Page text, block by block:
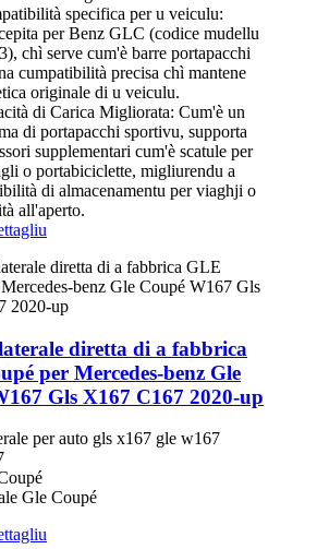
specifica per u veiculu:
per Benz GLC (codice mudellu
chì serve cum'è barre portapacchi
cumpatibilità precisa chì mantene
originale di u veiculu.
di Carica Migliorata: Cum'è un
di portapacchi sportivu, supporta
supplementari cum'è scatule per
o portabiciclette, migliurendu a
di almacenamentu per viaghji o
all'aperto.
diretta di a fabbrica
per Mercedes-benz Gle
Gls X167 C167 2020-up
per auto gls x167 gle w167
Gle Coupé